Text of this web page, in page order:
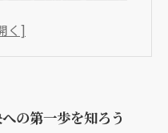
意点とは？弁護士が
ために知っておくべ
の第一歩を知ろう